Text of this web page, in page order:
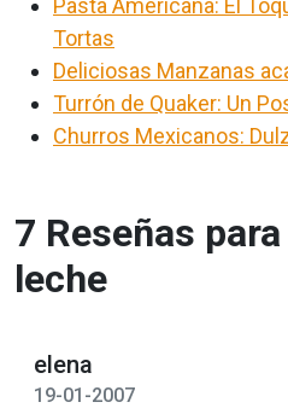
Pasta Americana: El
Tortas
Deliciosas Manzanas
Turrón de Quaker: Un
Churros Mexicanos:
7 Reseñas
leche
elena
19-01-2007